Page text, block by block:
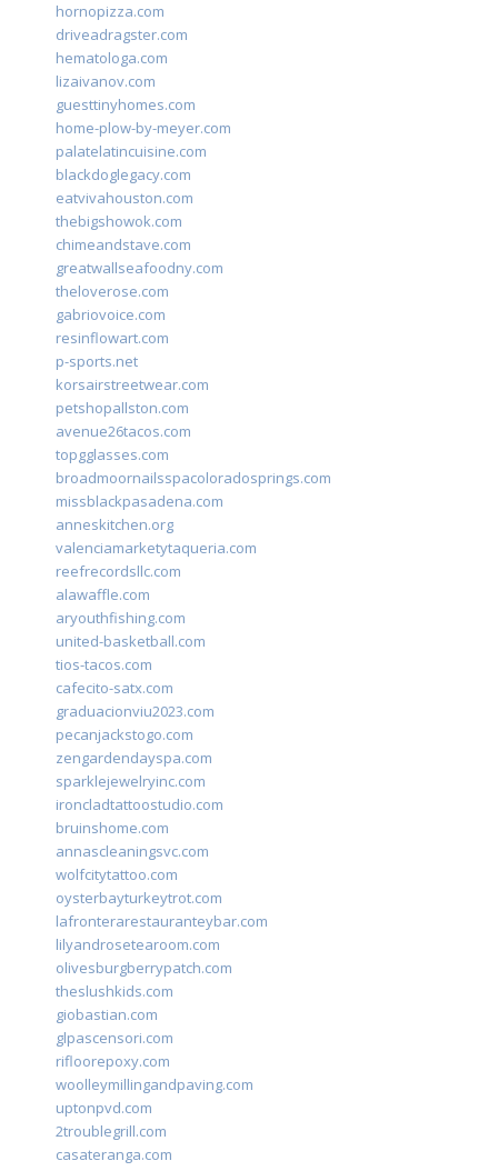
hornopizza.com
driveadragster.com
hematologa.com
lizaivanov.com
guesttinyhomes.com
home-plow-by-meyer.com
palatelatincuisine.com
blackdoglegacy.com
eatvivahouston.com
thebigshowok.com
chimeandstave.com
greatwallseafoodny.com
theloverose.com
gabriovoice.com
resinflowart.com
p-sports.net
korsairstreetwear.com
petshopallston.com
avenue26tacos.com
topgglasses.com
broadmoornailsspacoloradosprings.com
missblackpasadena.com
anneskitchen.org
valenciamarketytaqueria.com
reefrecordsllc.com
alawaffle.com
aryouthfishing.com
united-basketball.com
tios-tacos.com
cafecito-satx.com
graduacionviu2023.com
pecanjackstogo.com
zengardendayspa.com
sparklejewelryinc.com
ironcladtattoostudio.com
bruinshome.com
annascleaningsvc.com
wolfcitytattoo.com
oysterbayturkeytrot.com
lafronterarestauranteybar.com
lilyandrosetearoom.com
olivesburgberrypatch.com
theslushkids.com
giobastian.com
glpascensori.com
rifloorepoxy.com
woolleymillingandpaving.com
uptonpvd.com
2troublegrill.com
casateranga.com